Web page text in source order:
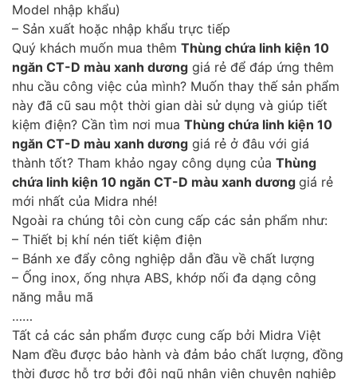
Model nhập khẩu)
– Sản xuất hoặc nhập khẩu trực tiếp
Quý khách muốn mua thêm Thùng chứa linh kiện 10
ngăn CT-D màu xanh dương giá rẻ để đáp ứng thêm
nhu cầu công việc của mình? Muốn thay thế sản phẩm
này đã cũ sau một thời gian dài sử dụng và giúp tiết
kiệm điện? Cần tìm nơi mua Thùng chứa linh kiện 10
ngăn CT-D màu xanh dương giá rẻ ở đâu với giá
thành tốt? Tham khảo ngay công dụng của Thùng
chứa linh kiện 10 ngăn CT-D màu xanh dương giá rẻ
mới nhất của Midra nhé!
Ngoài ra chúng tôi còn cung cấp các sản phẩm như:
– Thiết bị khí nén tiết kiệm điện
– Bánh xe đẩy công nghiệp dẫn đầu về chất lượng
– Ống inox, ống nhựa ABS, khớp nối đa dạng công
năng mẫu mã
……
Tất cả các sản phẩm được cung cấp bởi Midra Việt
Nam đều được bảo hành và đảm bảo chất lượng, đồng
thời được hỗ trợ bởi đội ngũ nhân viên chuyên nghiệp